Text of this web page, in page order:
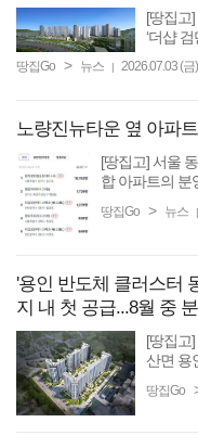
[땅집고
‘더샵
오는 14
땅집Go > 뉴스 | 2026.07.03 (금)
노량진뉴타운 옆 아파
[땅집고] 서울
합 아파트의 분
은 지난 2일 서
땅집Go > 뉴스 |
'용인 반도체 클러스터
지 내 첫 공급...8월 중
[땅집고
산면 용
개 단지,
땅집Go